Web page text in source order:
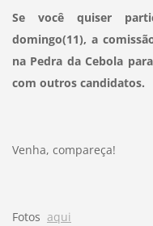
Se você quiser
domingo(11), a
na Pedra da Cebola
com outros candidatos.
Venha, compareça!
Fotos aqui